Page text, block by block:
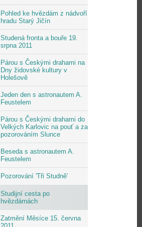
Pohled ke hvězdám z nádvoří
hradu Starý Jičín
Studená fronta a bouře 19.
srpna 2011
Párou s Českými drahami na
Dny židovské kultury v
Holešově
Jeden den s astronautem A.
Feustelem
Párou s Českými drahami do
Velkých Karlovic na pouť a za
pozorováním Slunce
Beseda s astronautem A.
Feustelem
Pozorování 'Tři Studně'
Studijní cesta po
hvězdárnách
Zatmění Měsíce 15. června